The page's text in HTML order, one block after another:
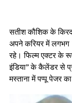
सतीश कौशिक के
अपने करियर में
रहे। फिल्म एक्टर के
इंडिया” के कैलेंडर से
मस्ताना में पप्पू पेजर